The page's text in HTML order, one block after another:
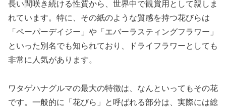
長い間咲き続ける性質から、世界中で観賞用として親しま
れています。特に、その紙のような質感を持つ花びらは
「ペーパーデイジー」や「エバーラスティングフラワー」
といった別名でも知られており、ドライフラワーとしても
非常に人気があります。
ワタゲハナグルマの最大の特徴は、なんといってもその花
です。一般的に「花びら」と呼ばれる部分は、実際には総